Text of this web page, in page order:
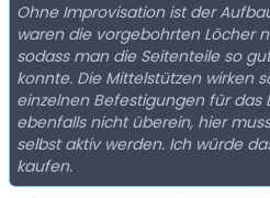
Ohne Improvisation ist der
waren die vorgebohrten Löcher
sodass man die Seitenteile so
konnte. Die Mittelstützen wirken
einzelnen Befestigungen für das
ebenfalls nicht überein, hier
selbst aktiv werden. Ich würde
kaufen.